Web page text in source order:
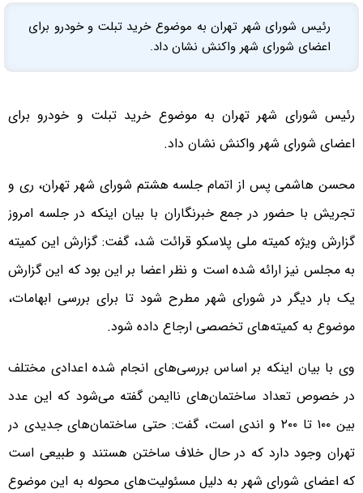
رئیس شورای شهر تهران به موضوع خرید تبلت و خودرو برای
اعضای شورای شهر واکنش نشان داد.
رئیس شورای شهر تهران به موضوع خرید تبلت و خودرو برای
اعضای شورای شهر واکنش نشان داد.
محسن هاشمی پس از اتمام جلسه هشتم شورای شهر تهران، ری و
تجریش با حضور در جمع خبرنگاران با بیان اینکه در جلسه امروز
گزارش ویژه کمیته ملی پلاسکو قرائت شد، گفت: گزارش این کمیته
به مجلس نیز ارائه شده است و نظر اعضا بر این بود که این گزارش
یک بار دیگر در شورای شهر مطرح شود تا برای بررسی ابهامات،
موضوع به کمیته‌های تخصصی ارجاع داده شود.
وی با بیان اینکه بر اساس بررسی‌های انجام شده اعدادی مختلف
در خصوص تعداد ساختمان‌های ناایمن گفته می‌شود که این عدد
بین ۱۰۰ تا ۲۰۰ و اندی است، گفت: حتی ساختمان‌های جدیدی در
تهران وجود دارد که در حال خلاف ساختن هستند و طبیعی است
که اعضای شورای شهر به دلیل مسئولیت‌های محوله به این موضوع